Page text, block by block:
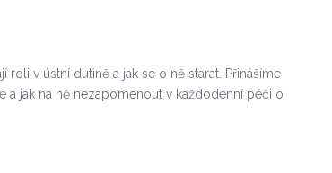
v ústní dutině a jak se o ně starat. Přinášíme
jak na ně nezapomenout v každodenní péči o